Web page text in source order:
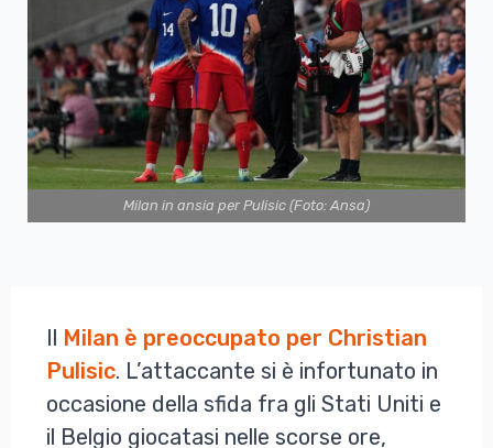
Milan in ansia per Pulisic (Foto: Ansa)
Il Milan è preoccupato per Christian
Pulisic. L’attaccante si è infortunato in
occasione della sfida fra gli Stati Uniti e
il Belgio giocatasi nelle scorse ore,